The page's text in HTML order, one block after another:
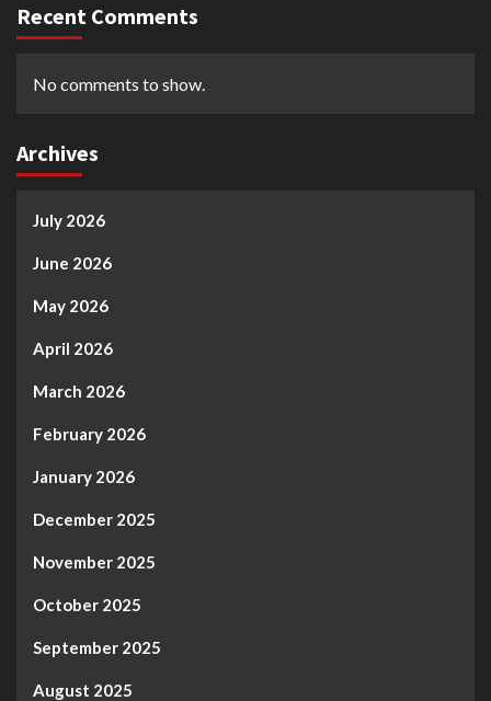
Recent Comments
No comments to show.
Archives
July 2026
June 2026
May 2026
April 2026
March 2026
February 2026
January 2026
December 2025
November 2025
October 2025
September 2025
August 2025